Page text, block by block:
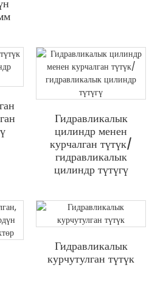
Гидравликалык
цилиндр менен
курчалган түтүк/
гидравликалык
цилиндр түтүгү
Гидравликалык
курчутулган түтүк